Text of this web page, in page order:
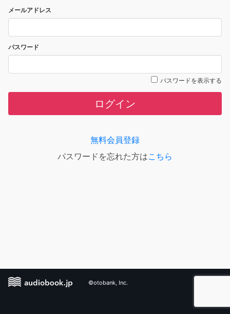
メールアドレス
パスワード
パスワードを表示する
ログイン
無料会員登録
パスワードを忘れた方はこちら
©otobank, Inc.